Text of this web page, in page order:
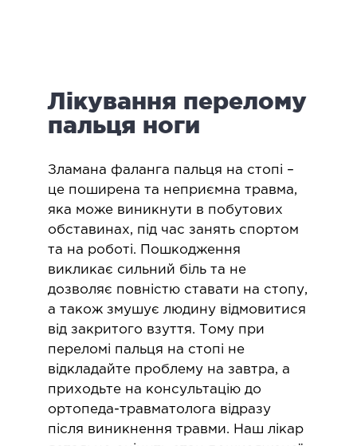
ХІРУРГІЯ
в гінекології
в онкології
в урології
в хірургії
ТА ОНКОХІРУРГІЯ
і хвороби молочної залози
та онкохірургія
Лікування перелому
пальця ноги
​Зламана фаланга пальця на стопі –
це поширена та неприємна травма,
яка може виникнути в побутових
обставинах, під час занять спортом
та на роботі. Пошкодження
викликає сильний біль та не
дозволяє повністю ставати на стопу,
а також змушує людину відмовитися
від закритого взуття. Тому при
переломі пальця на стопі не
відкладайте проблему на завтра, а
приходьте на консультацію до
ортопеда-травматолога відразу
після виникнення травми. Наш лікар